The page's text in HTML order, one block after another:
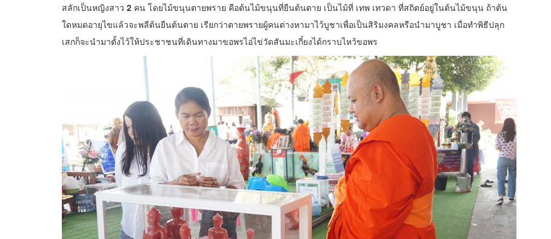
สลักเป็นหญิงสาว 2 คน โดยไม้ขนุนตายพราย คือต้นไม้ขนุนที่ยืนต้นตาย เป็นไม้ที่ เทพ เทวดา ที่สถิตย์อยู่ในต้นไม้ขนุน ถ้าต้น
ใดหมดอายุไขแล้วจะพลีต้นยืนต้นตาย เรียกว่าตายพรายผู้คนต่างหามาไว้บูชาเพื่อเป็นสิริมงคลหรือนำมาบูชา เมื่อทำพิธีปลุก
เสกก็จะนำมาตั้งไว้ให้ประชาชนที่เดินทางมาขอพรไอ่ไข่วัดสันมะเกี๋ยงได้กราบไหว้ขอพร